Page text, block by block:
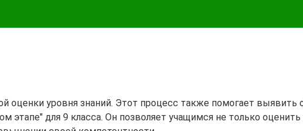
оценки уровня знаний. Этот процесс также помогает
для 9 класса. Он позволяет учащимся не только